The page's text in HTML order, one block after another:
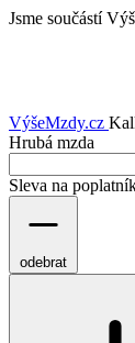
Jsme součástí
VýšeMzdy.cz
Hrubá mzda
Sleva na
odebrat